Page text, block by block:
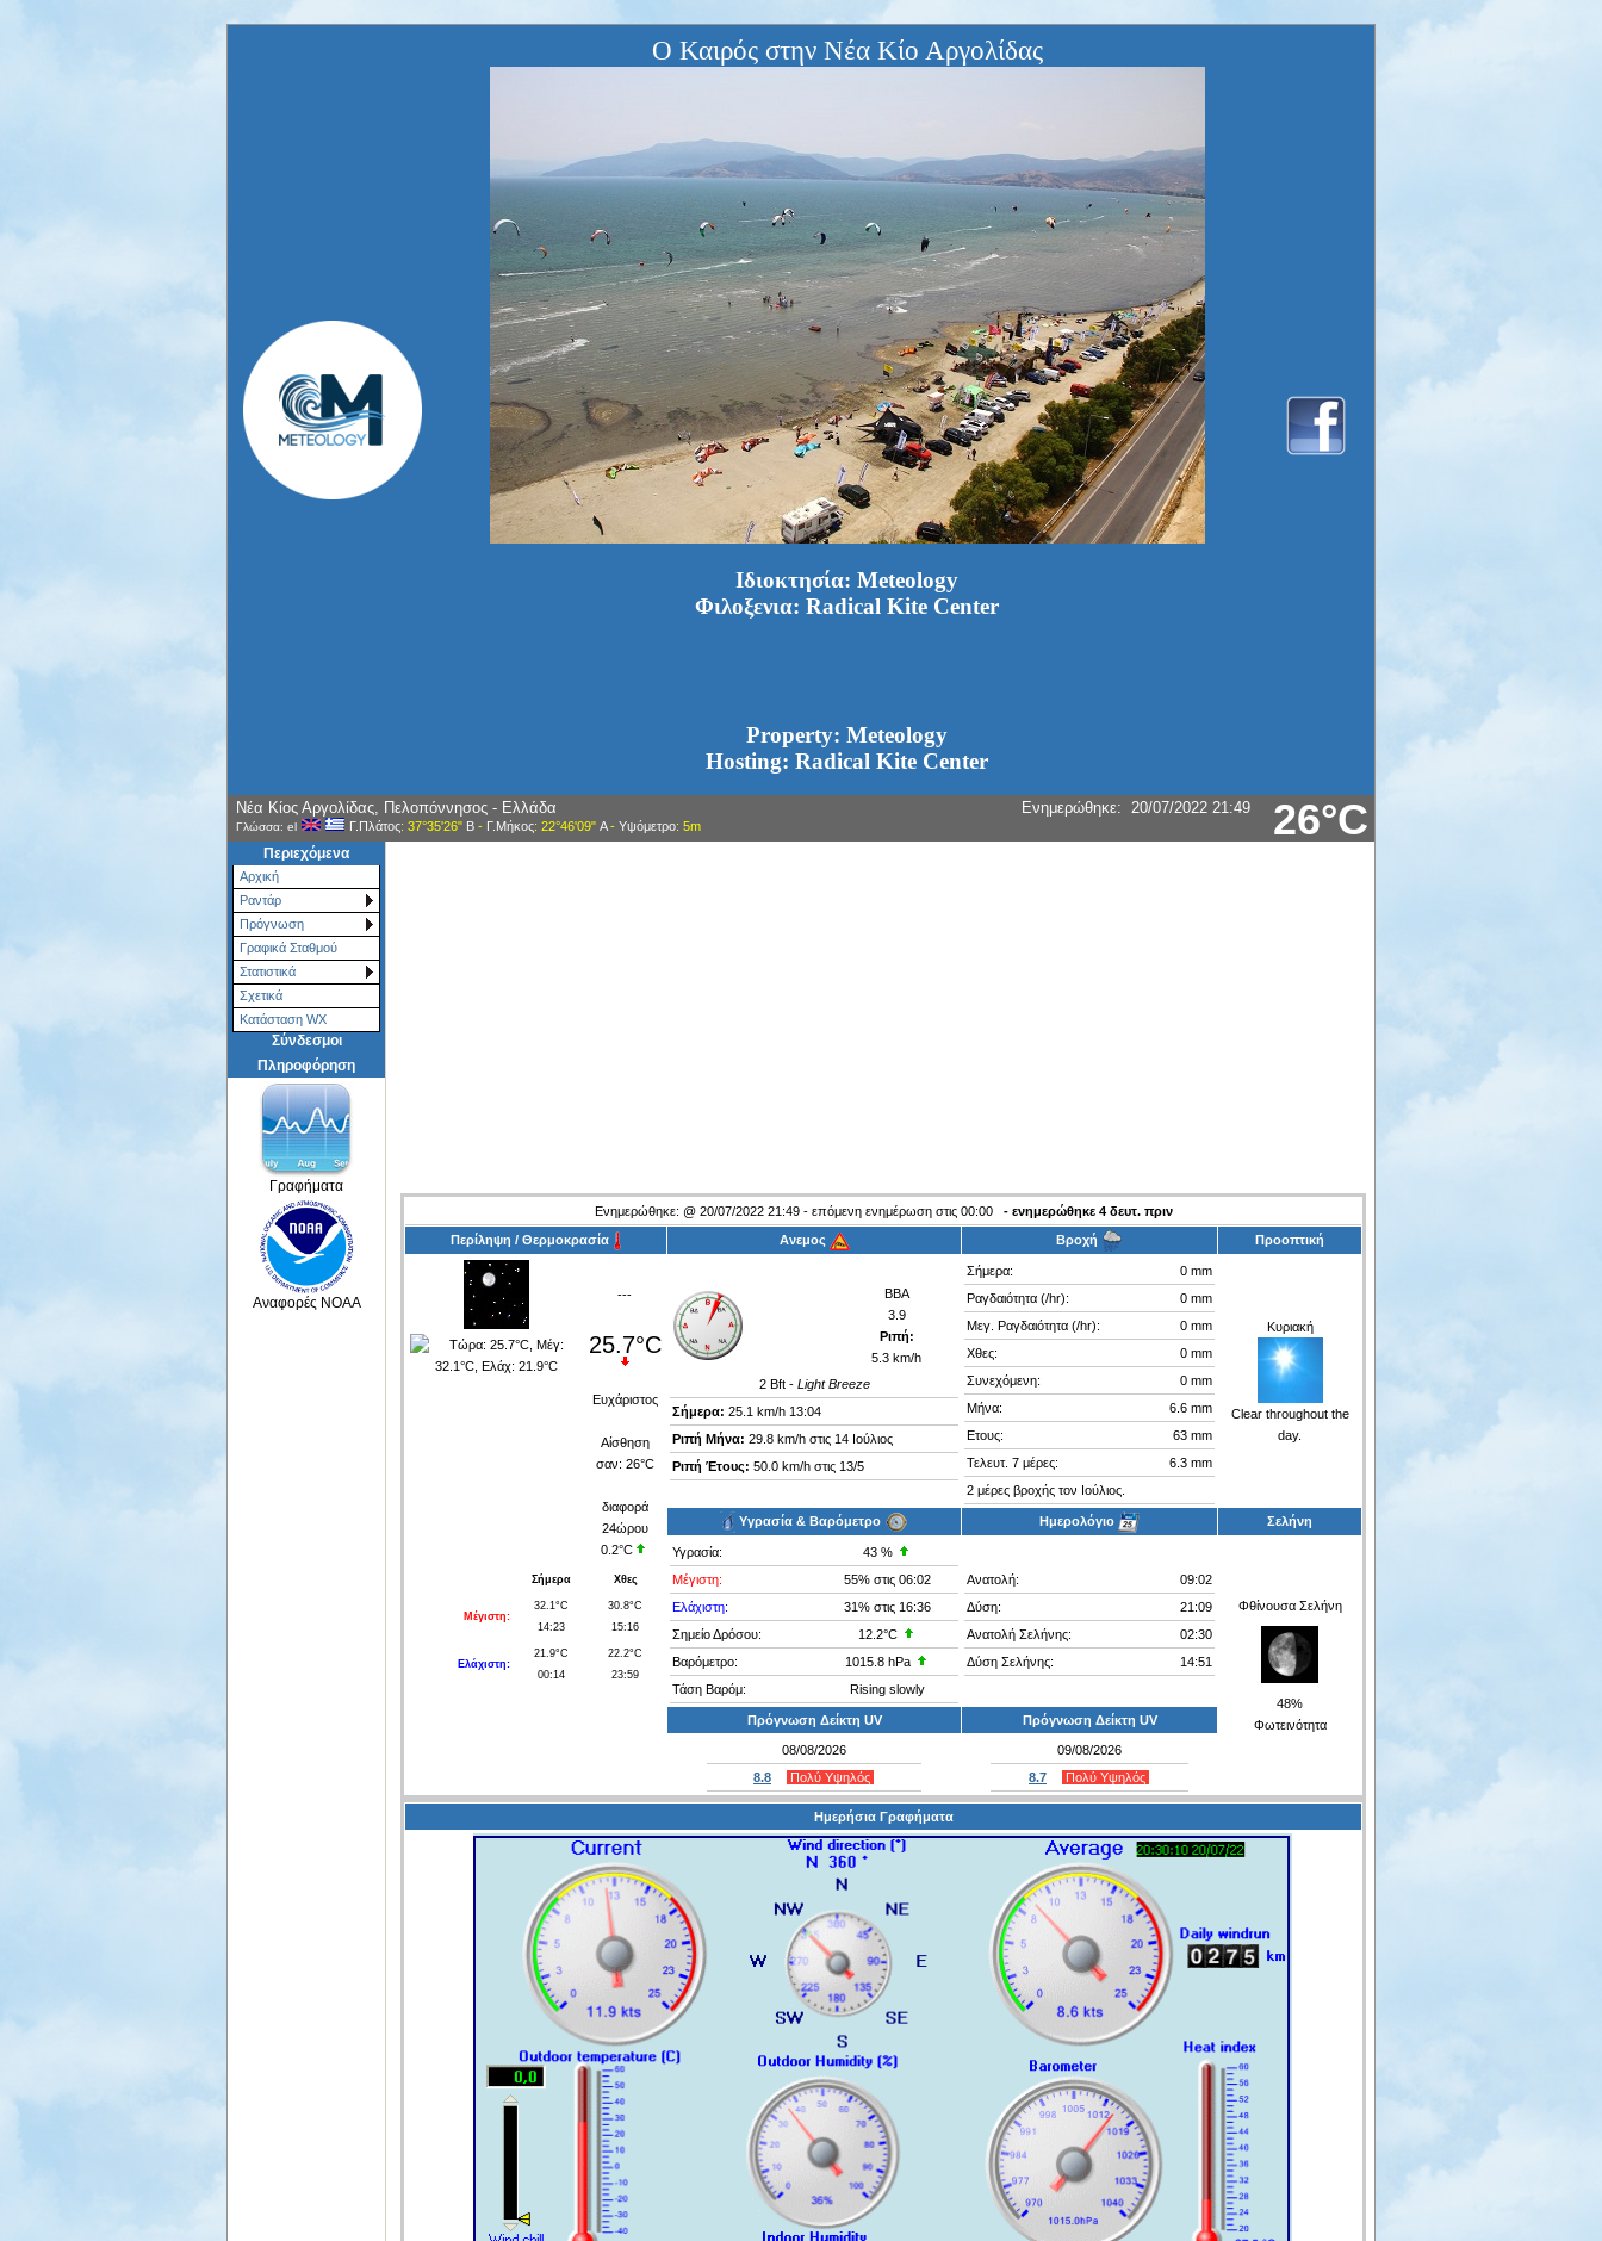
Ο Καιρός στην Νέα Κίο Αργολίδας
Ιδιοκτησία: Meteology
Φιλοξενια: Radical Kite Center
Property: Meteology
Hosting: Radical Kite Center
26°C
Νέα Κίος Αργολίδας, Πελοπόννησος - Ελλάδα
Γλώσσα: el Γ.Πλάτος: 37°35'26" Β- Γ.Μήκος: 22°46'09" Α- Υψόμετρο: 5m
Ενημερώθηκε: 20/07/2022 21:49
Περιεχόμενα
Αρχική
Ραντάρ
Πρόγνωση
Γραφικά Σταθμού
Στατιστικά
Σχετικά
Κατάσταση WX
Σύνδεσμοι
Πληροφόρηση
Γραφήματα
Αναφορές NOAA
Ενημερώθηκε: @ 20/07/2022 21:49 - επόμενη ενημέρωση στις 00:00 - ενημερώθηκε 6δευτ. πριν
Περίληψη / Θερμοκρασία
Ανεμος Βροχή Προοπτική
---
25.7°C
Ευχάριστος
Αίσθηση
σαν: 26°C
διαφορά
24ώρου
0.2°C
Σήμερα Χθες
Μέγιστη:
32.1°C
14:23
30.8°C
15:16
Ελάχιστη:
21.9°C
00:14
22.2°C
23:59
ΒΒΑ
3.9
Ριπή:
5.3 km/h
2Bft - Light Breeze
Σήμερα: 25.1 km/h 13:04
Ριπή Μήνα: 29.8 km/h στις 14 Ιούλιος
Ριπή Έτους: 50.0 km/h στις 13/5
Σήμερα:
0 mm
Ραγδαιότητα (/hr):
0 mm
Μεγ. Ραγδαιότητα (/hr):
0 mm
Χθες:
0 mm
Συνεχόμενη:
0 mm
Μήνα:
6.6 mm
Ετους:
63 mm
Τελευτ. 7 μέρες:
6.3 mm
2 μέρες βροχής τον Ιούλιος.
Κυριακή
Clear throughout the
day.
Υγρασία & Βαρόμετρο Ημερολόγιο Σελήνη
Υγρασία: 43 %
Μέγιστη:
55% στις 06:02
Ελάχιστη:
31% στις 16:36
Σημείο Δρόσου:
12.2°C
Βαρόμετρο:
1015.8 hPa
Τάση Βαρόμ:
Rising slowly
Ανατολή:
09:02
Δύση:
21:09
Ανατολή Σελήνης:
02:30
Δύση Σελήνης:
14:51
Φθίνουσα Σελήνη
48%
Φωτεινότητα
Πρόγνωση Δείκτη UV Πρόγνωση Δείκτη UV
08/08/2026
8.8
Πολύ Υψηλός
09/08/2026
8.7
Πολύ Υψηλός
Ημερήσια Γραφήματα